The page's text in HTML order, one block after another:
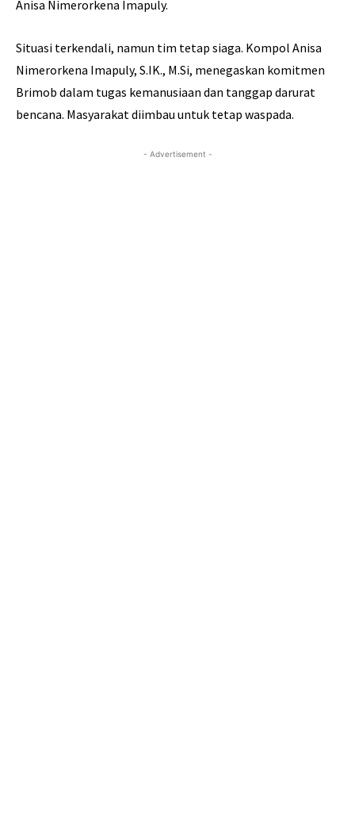
Anisa Nimerorkena Imapuly.
Situasi terkendali, namun tim tetap siaga. Kompol Anisa
Nimerorkena Imapuly, S.IK., M.Si, menegaskan komitmen
Brimob dalam tugas kemanusiaan dan tanggap darurat
bencana. Masyarakat diimbau untuk tetap waspada.
- Advertisement -